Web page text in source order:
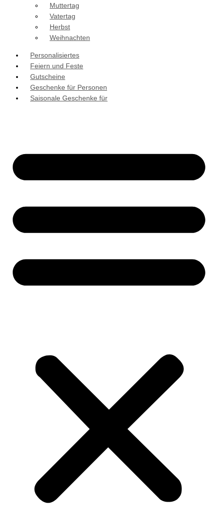
Muttertag
Vatertag
Herbst
Weihnachten
Personalisiertes
Feiern und Feste
Gutscheine
Geschenke für Personen
Saisonale Geschenke für